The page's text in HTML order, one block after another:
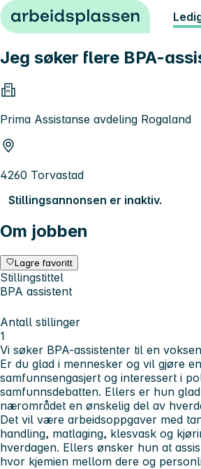
Hopp til innhold
Jeg søker flere BPA-
Prima Assistanse avdeling Rogaland
4260 Torvastad
Stillingsannonsen er inaktiv.
Om jobben
Lagre favoritt
Stillingstittel
BPA assistent
Antall stillinger
1
Vi søker BPA-assistenter til en
Er du glad i mennesker og vil gjøre
samfunnsengasjert og interessert i
samfunnsdebatten. Ellers er hun
nærområdet en ønskelig del av
Det vil være arbeidsoppgaver med
handling, matlaging, klesvask og
hverdagen. Ellers ønsker hun at
hvor kjemien mellom dere og